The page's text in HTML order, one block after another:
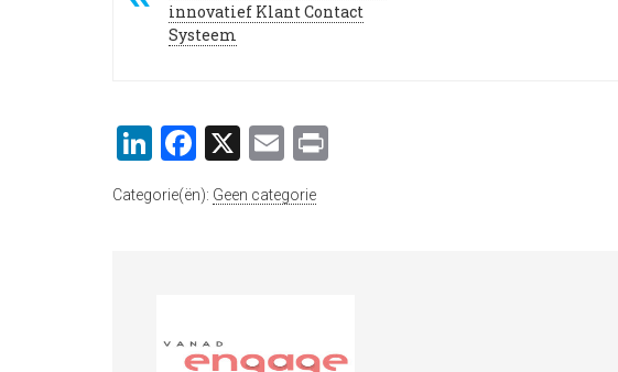
innovatief Klant Contact
Systeem
LinkedIn
Facebook
X Email
Categorie(ën): Geen categorie